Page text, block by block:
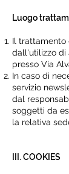
Luogo
Il trattamento
dall'utilizzo di
presso Via
In caso di
servizio
dal
soggetti da
la relativa
III. COOKIES